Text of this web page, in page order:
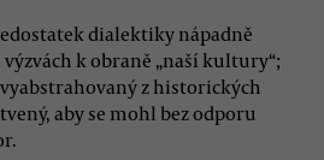
dialektiky nápadně
k obraně „naší kultury“;
z historických
aby se mohl bez odporu